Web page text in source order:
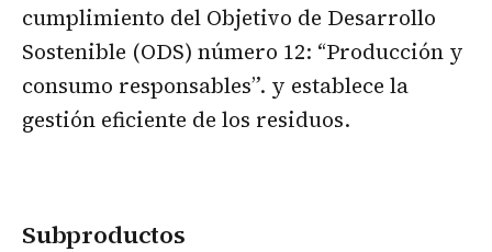
cumplimiento del Objetivo de Desarrollo
Sostenible (ODS) número 12: “Producción y
consumo responsables”. y establece la
gestión eficiente de los residuos.
Subproductos